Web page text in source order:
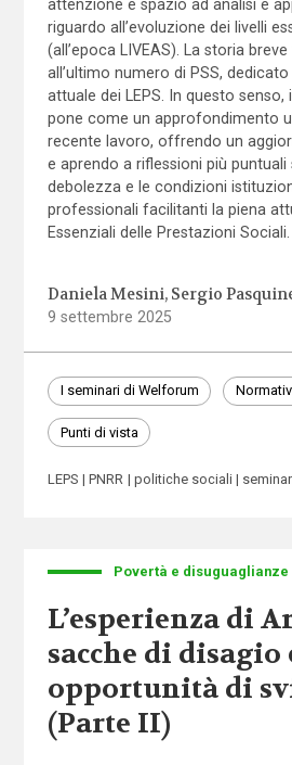
attenzione e spazio ad analisi e
riguardo all’evoluzione dei livelli
(all’epoca LIVEAS). La storia
all’ultimo numero di PSS,
attuale dei LEPS. In questo senso,
pone come un approfondimento
recente lavoro, offrendo un
e aprendo a riflessioni più
debolezza e le condizioni
professionali facilitanti la piena
Essenziali delle Prestazioni Sociali.
Daniela Mesini Sergio
9 settembre 2025
I seminari di Welforum
Punti di vista
LEPS PNRR politiche sociali
Povertà e disuguaglianze
L’esperienza di
sacche di disagio
opportunità di
(Parte II)